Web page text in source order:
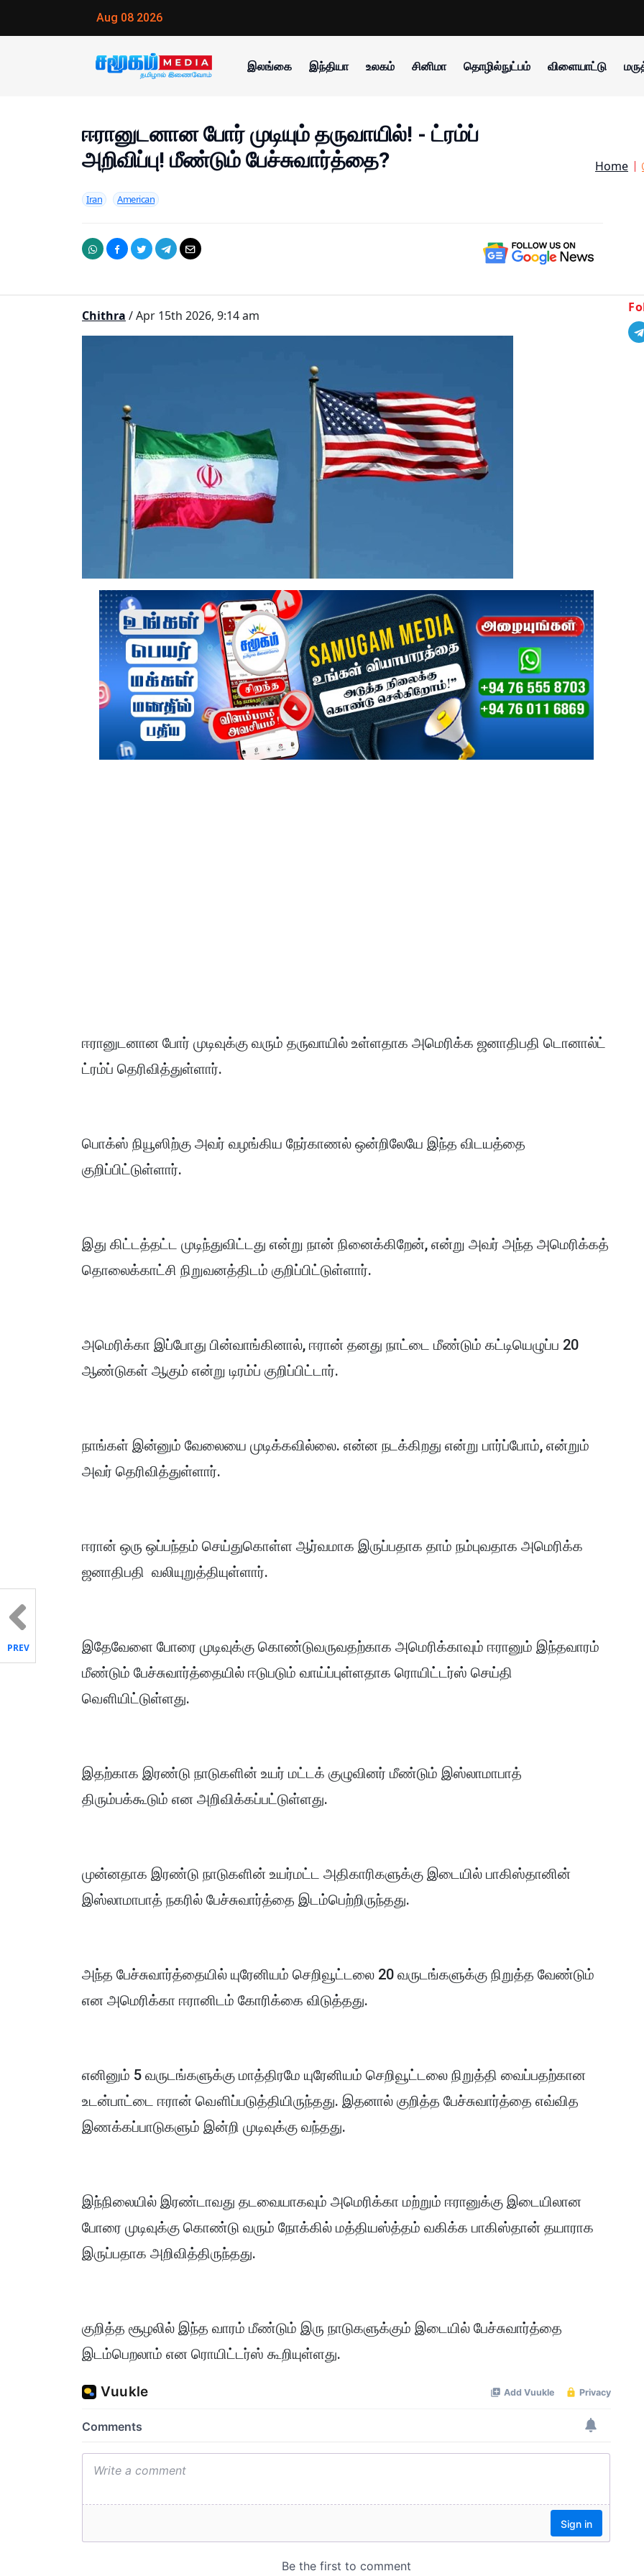
Aug 08 2026
இலங்கை இந்தியா உலகம் சினிமா தொழில்நுட்பம் விளையாட்டு
ஈரானுடனான போர் முடியும் தருவாயில்! - ட்ரம்ப்
அறிவிப்பு! மீண்டும் பேச்சுவார்த்தை?
Iran American
Home
Chithra / Apr 15th 2026, 9:14 am
ஈரானுடனான போர் முடிவுக்கு வரும் தருவாயில் உள்ளதாக அமெரிக்க ஜனாதிபதி டொனால்ட்
ட்ரம்ப் தெரிவித்துள்ளார்.
பொக்ஸ் நியூஸிற்கு அவர் வழங்கிய நேர்காணல் ஒன்றிலேயே இந்த விடயத்தை
குறிப்பிட்டுள்ளார்.
இது கிட்டத்தட்ட முடிந்துவிட்டது என்று நான் நினைக்கிறேன், என்று அவர் அந்த அமெரிக்கத்
தொலைக்காட்சி நிறுவனத்திடம் குறிப்பிட்டுள்ளார்.
அமெரிக்கா இப்போது பின்வாங்கினால், ஈரான் தனது நாட்டை மீண்டும் கட்டியெழுப்ப 20
ஆண்டுகள் ஆகும் என்று டிரம்ப் குறிப்பிட்டார்.
நாங்கள் இன்னும் வேலையை முடிக்கவில்லை. என்ன நடக்கிறது என்று பார்ப்போம், என்றும்
அவர் தெரிவித்துள்ளார்.
ஈரான் ஒரு ஒப்பந்தம் செய்துகொள்ள ஆர்வமாக இருப்பதாக தாம் நம்புவதாக அமெரிக்க
ஜனாதிபதி வலியுறுத்தியுள்ளார்.
இதேவேளை போரை முடிவுக்கு கொண்டுவருவதற்காக அமெரிக்காவும் ஈரானும் இந்தவாரம்
மீண்டும் பேச்சுவார்த்தையில் ஈடுபடும் வாய்ப்புள்ளதாக ரொயிட்டர்ஸ் செய்தி
வௌியிட்டுள்ளது.
இதற்காக இரண்டு நாடுகளின் உயர் மட்டக் குழுவினர் மீண்டும் இஸ்லாமாபாத்
திரும்பக்கூடும் என அறிவிக்கப்பட்டுள்ளது.
முன்னதாக இரண்டு நாடுகளின் உயர்மட்ட அதிகாரிகளுக்கு இடையில் பாகிஸ்தானின்
இஸ்லாமாபாத் நகரில் பேச்சுவார்த்தை இடம்பெற்றிருந்தது.
அந்த பேச்சுவார்த்தையில் யுரேனியம் செறிவூட்டலை 20 வருடங்களுக்கு நிறுத்த வேண்டும்
என அமெரிக்கா ஈரானிடம் கோரிக்கை விடுத்தது.
எனினும் 5 வருடங்களுக்கு மாத்திரமே யுரேனியம் செறிவூட்டலை நிறுத்தி வைப்பதற்கான
உடன்பாட்டை ஈரான் வௌிப்படுத்தியிருந்தது. இதனால் குறித்த பேச்சுவார்த்தை எவ்வித
இணக்கப்பாடுகளும் இன்றி முடிவுக்கு வந்தது.
இந்நிலையில் இரண்டாவது தடவையாகவும் அமெரிக்கா மற்றும் ஈரானுக்கு இடையிலான
போரை முடிவுக்கு கொண்டு வரும் நோக்கில் மத்தியஸ்த்தம் வகிக்க பாகிஸ்தான் தயாராக
இருப்பதாக அறிவித்திருந்தது.
குறித்த சூழலில் இந்த வாரம் மீண்டும் இரு நாடுகளுக்கும் இடையில் பேச்சுவார்த்தை
இடம்பெறலாம் என ரொயிட்டர்ஸ் கூறியுள்ளது.
PREV